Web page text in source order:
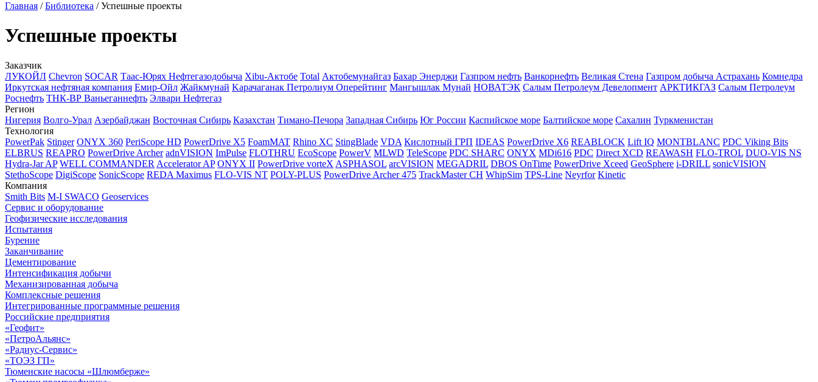
Главная /Библиотека /Успешные проекты
Успешные проекты
Заказчик
ЛУКОЙЛ Chevron SOCAR Таас-Юрях Нефтегазодобыча Xibu-Актобе Total Актобемунайгаз Бахар Энерджи Газпром нефть Ванкорнефть Великая Стена Газпром добыча Астрахань Комнедра
Иркутская нефтяная компания Емир-Ойл Жайкмунай Kарачаганак Петролиум Оперейтинг Мангышлак Мунай НОВАТЭК Салым Петролеум Девелопмент АРКТИКГАЗ Салым Петролеум
Роснефть ТНК-ВР Ваньеганнефть Элвари Нефтегаз
Регион
Нигерия Волго-Урал Азербайджан Восточная Сибирь Казахстан Тимано-Печора Западная Сибирь Юг России Каспийское море Балтийское море Сахалин Туркменистан
Технология
PowerPak Stinger ONYX 360 PeriScope HD PowerDrive X5 FoamMAT Rhino XC StingBlade VDA Кислотный ГРП IDEAS PowerDrive X6 REABLOCK Lift IQ MONTBLANC PDC Viking Bits
ELBRUS REAPRO PowerDrive Archer adnVISION ImPulse FLOTHRU EcoScope PowerV MLWD TeleScope PDC SHARC ONYX MDi616 PDC Direct XCD REAWASH FLO-TROL DUO-VIS NS
Hydra-Jar AP WELL COMMANDER Accelerator AP ONYX II PowerDrive vorteX ASPHASOL arcVISION MEGADRIL DBOS OnTime PowerDrive Xceed GeoSphere i-DRILL sonicVISION
StethoScope DigiScope SonicScope REDA Maximus FLO-VIS NT POLY-PLUS PowerDrive Archer 475 TrackMaster CH WhipSim TPS-Line Neyrfor Kinetic
Компания
Smith Bits M-I SWACO Geoservices
Сервис и оборудование
Геофизические исследования
Испытания
Бурение
Заканчивание
Цементирование
Интенсификация добычи
Механизированная добыча
Комплексные решения
Интегрированные программные решения
Российские предприятия
«Геофит»
«ПетроАльянс»
«Радиус-Сервис»
«ТОЭЗ ГП»
Тюменские насосы «Шлюмберже»